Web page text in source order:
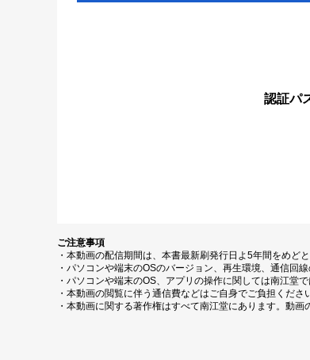
認証パ
ご注意事項
・本動画の配信期間は、本書最新刷発行日よ5年間をめど
・パソコンや端末のOSのバージョン、再生環境、通信回
・パソコンや端末のOS、アプリの操作に関しては南江堂
・本動画の閲覧に伴う通信費などはご自身でご負担くださ
・本動画に関する著作権はすべて南江堂にあります。動